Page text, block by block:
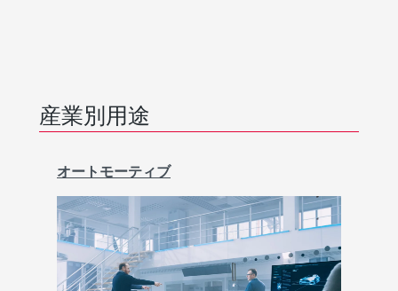
産業別用途
オートモーティブ